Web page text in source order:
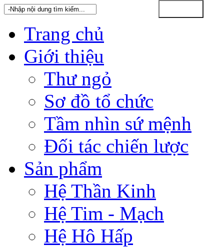
Trang chủ
Giới thiệu
Thư ngỏ
Sơ đồ tổ chức
Tầm nhìn sứ mệnh
Đối tác chiến lược
Sản phẩm
Hệ Thần Kinh
Hệ Tim - Mạch
Hệ Hô Hấp